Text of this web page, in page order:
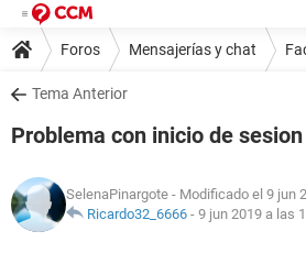
Foros Mensajerías y chat
Tema Anterior
Problema con inicio de
SelenaPinargote - Modificado el 9 jun
Ricardo32_6666 - 9 jun 2019 a las